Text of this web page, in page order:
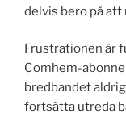
delvis bero på att
Frustrationen är
Comhem-
bredbandet
fortsätta utreda